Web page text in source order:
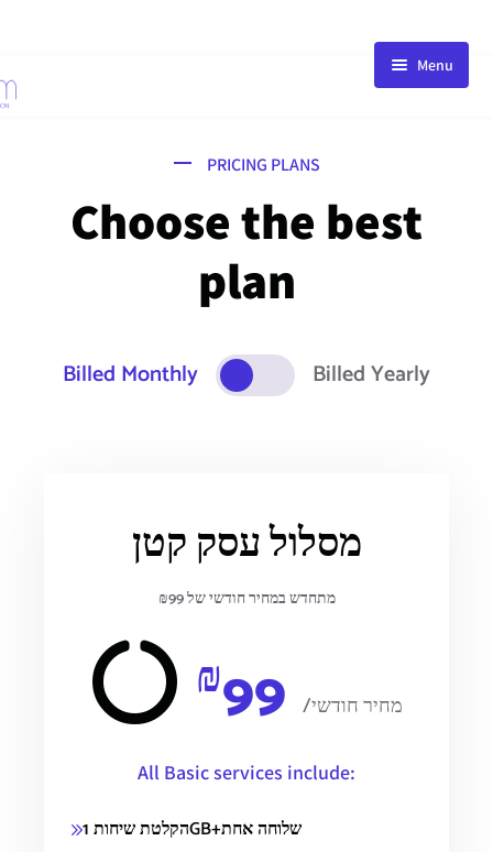
Menu
PACKAGE
PRICING PLANS
Choose the best
plan
Billed Monthly Billed Yearly
מסלול עסק קטן
מתחדש במחיר חודשי של ₪99
₪99 /מחיר חודשי
All Basic services include:
הקלטת שיחות 1GB+שלוחה אחת